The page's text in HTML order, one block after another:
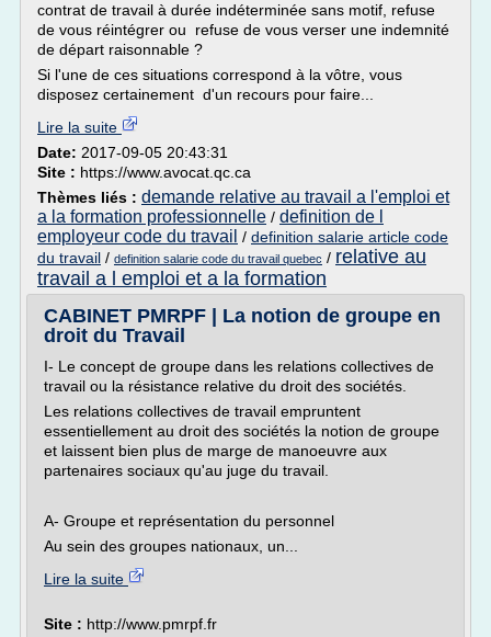
contrat de travail à durée indéterminée sans motif, refuse
de vous réintégrer ou refuse de vous verser une indemnité
de départ raisonnable ?
Si l'une de ces situations correspond à la vôtre, vous
disposez certainement d'un recours pour faire...
Lire la suite
Date: 2017-09-05 20:43:31
Site : https://www.avocat.qc.ca
Thèmes liés : demande relative au travail a l'emploi et
a la formation professionnelle / definition de l
employeur code du travail / definition salarie article code
du travail / definition salarie code du travail quebec / relative au
travail a l emploi et a la formation
CABINET PMRPF | La notion de groupe en
droit du Travail
I- Le concept de groupe dans les relations collectives de
travail ou la résistance relative du droit des sociétés.
Les relations collectives de travail empruntent
essentiellement au droit des sociétés la notion de groupe
et laissent bien plus de marge de manoeuvre aux
partenaires sociaux qu'au juge du travail.
A- Groupe et représentation du personnel
Au sein des groupes nationaux, un...
Lire la suite
Site : http://www.pmrpf.fr